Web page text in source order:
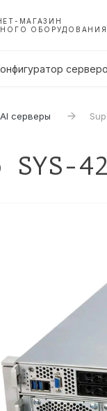
МАГАЗИН
ОБОРУДОВАНИЯ
AI серверы